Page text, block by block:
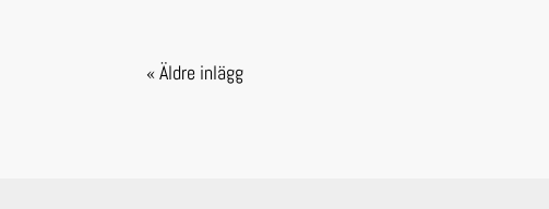
« Äldre inlägg